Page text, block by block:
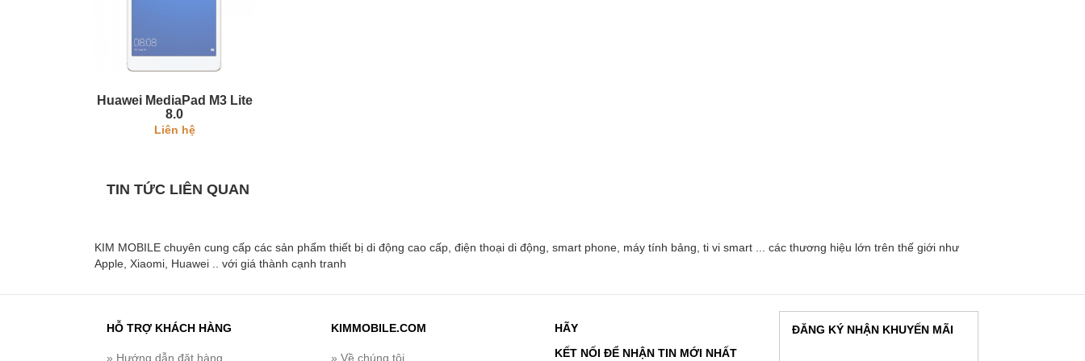
Huawei MediaPad M3 Lite
8.0
Liên hệ
TIN TỨC LIÊN QUAN
KIM MOBILE chuyên cung cấp các sản phẩm thiết bị di động cao cấp, điện thoại di động, smart phone, máy tính bảng, ti vi smart ... các thương hiệu lớn trên thế giới như
Apple, Xiaomi, Huawei .. với giá thành cạnh tranh
HỖ TRỢ KHÁCH HÀNG
» Hướng dẫn đặt hàng
KIMMOBILE.COM
» Về chúng tôi
HÃY
KẾT NỐI ĐỂ NHẬN TIN MỚI NHẤT
ĐĂNG KÝ NHẬN KHUYẾN MÃI